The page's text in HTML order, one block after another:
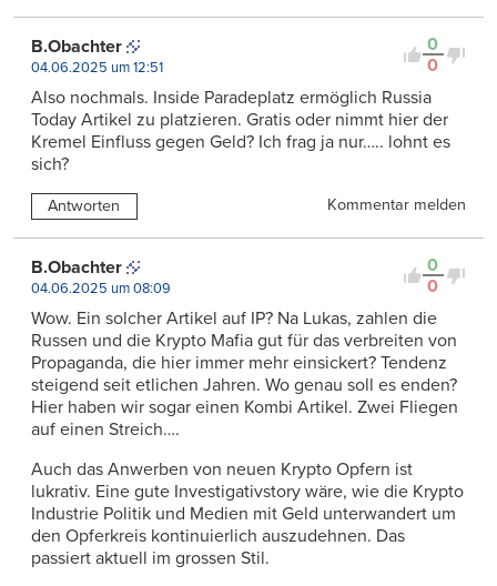
0
0
B.Obachter
04.06.2025 um 12:51
Also nochmals. Inside Paradeplatz ermöglich Russia
Today Artikel zu platzieren. Gratis oder nimmt hier der
Kremel Einfluss gegen Geld? Ich frag ja nur….. lohnt es
sich?
Antworten Kommentar melden
0
0
B.Obachter
04.06.2025 um 08:09
Wow. Ein solcher Artikel auf IP? Na Lukas, zahlen die
Russen und die Krypto Mafia gut für das verbreiten von
Propaganda, die hier immer mehr einsickert? Tendenz
steigend seit etlichen Jahren. Wo genau soll es enden?
Hier haben wir sogar einen Kombi Artikel. Zwei Fliegen
auf einen Streich….
Auch das Anwerben von neuen Krypto Opfern ist
lukrativ. Eine gute Investigativstory wäre, wie die Krypto
Industrie Politik und Medien mit Geld unterwandert um
den Opferkreis kontinuierlich auszudehnen. Das
passiert aktuell im grossen Stil.